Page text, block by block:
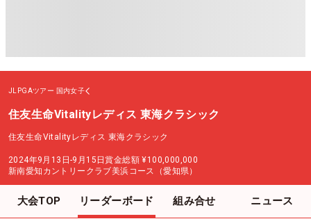
JLPGAツアー 国内女子
住友生命Vitalityレディス 東海クラシック
住友生命Vitalityレディス 東海クラシック
2024年9月13日-9月15日賞金総額 ¥100,000,000
新南愛知カントリークラブ美浜コース（愛知県）
大会TOP リーダーボード 組み合せ ニュース